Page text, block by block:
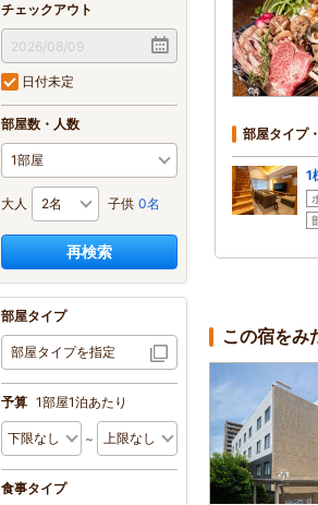
チェックアウト
日付未定
部屋数・人数
大人 子供 0名
再検索
部屋タイプ
部屋タイプを指定
予算 1部屋1泊あたり
～
食事タイプ
部屋タイプ
1
この宿をみ